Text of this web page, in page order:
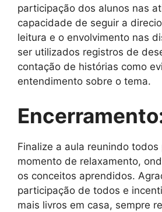
participação dos alunos nas
capacidade de seguir a
leitura e o envolvimento nas
ser utilizados registros de
contação de histórias como
entendimento sobre o tema.
Finalize a aula reunindo todos
momento de relaxamento,
os conceitos aprendidos.
participação de todos e
mais livros em casa, sempre